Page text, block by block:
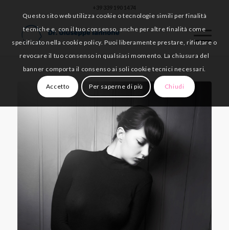
+39 339 190 1474
Questo sito web utilizza cookie o tecnologie simili per finalità
tecniche e, con il tuo consenso, anche per altre finalità come
specificato nella cookie policy. Puoi liberamente prestare, rifiutare o
revocare il tuo consenso in qualsiasi momento. La chiusura del
banner comporta il consenso ai soli cookie tecnici necessari.
Accetto Per saperne di più Chiudi